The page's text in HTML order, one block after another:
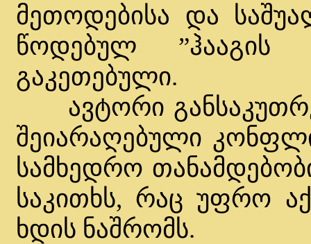
მეთოდებისა და
წოდებულ ”ჰააგის
გაკეთებული.
ავტორი
შეიარაღებული
სამხედრო
საკითხს, რაც უფრო
ხდის ნაშრომს.